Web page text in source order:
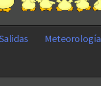
Meteorología